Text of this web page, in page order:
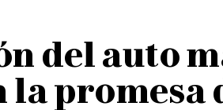
del auto
la